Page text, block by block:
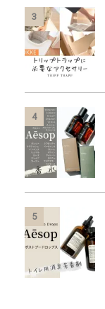
3
4
5